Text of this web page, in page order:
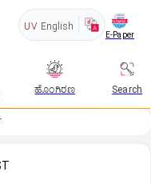
UV English
E-Paper
ಹೊಂಗಿರಣ Search